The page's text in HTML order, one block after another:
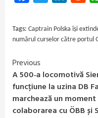
Tags: Captrain Polska își
numărul curselor către portul
Continue
Reading
Previous
A 500‑a locomotivă
funcțiune la uzina DB
marchează un
colaborarea cu ÖBB și